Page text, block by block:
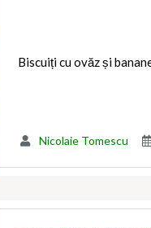
Biscuiți cu ovăz și
Nicolaie Tomescu